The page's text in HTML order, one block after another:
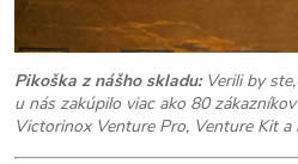
Pikoška z nášho skladu:Verili by
u nás zakúpilo viac ako 80
Victorinox Venture Pro, Venture Kit a